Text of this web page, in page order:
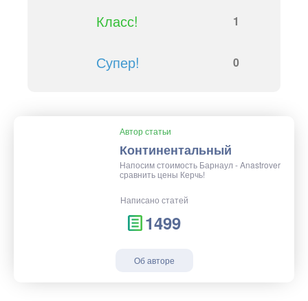
Класс! 1
Супер! 0
Автор статьи
Континентальный
Напосим стоимость Барнаул - Anastrover
сравнить цены Керчь!
Написано статей
1499
Об авторе